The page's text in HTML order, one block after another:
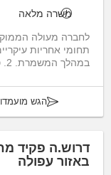
משרה מלאה
לחברה מעולה
במהלך המשמרת. 2. טיפול בבעיות מחסן מחשוביות בזמן...
הגש
באזור עפולה